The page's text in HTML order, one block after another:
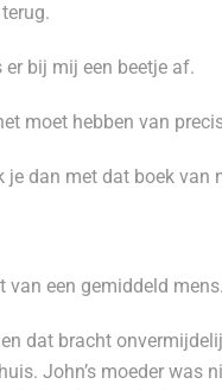
bij mij een beetje af.
moet hebben van
je dan met dat boek van
van een gemiddeld mens.
dat bracht
John’s moeder was